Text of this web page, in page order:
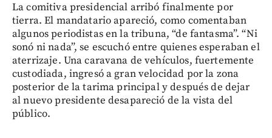
La comitiva presidencial arribó finalmente por
tierra. El mandatario apareció, como comentaban
algunos periodistas en la tribuna, “de fantasma”. “Ni
sonó ni nada”, se escuchó entre quienes esperaban el
aterrizaje. Una caravana de vehículos, fuertemente
custodiada, ingresó a gran velocidad por la zona
posterior de la tarima principal y después de dejar
al nuevo presidente desapareció de la vista del
público.